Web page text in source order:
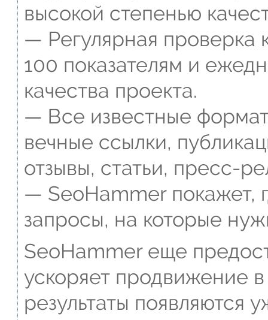
высокой степенью
— Регулярная проверка
100 показателям и
качества проекта.
— Все известные
вечные ссылки,
отзывы, статьи, пресс-
— SeoHammer покажет,
запросы, на которые
SeoHammer еще
ускоряет продвижение
результаты появляются